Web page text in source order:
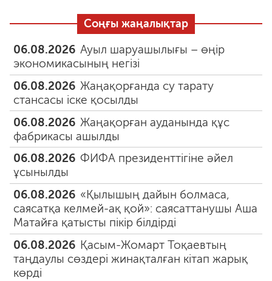
Соңғы жаңалықтар
06.08.2026 Ауыл шаруашылығы – өңір
экономикасының негізі
06.08.2026 Жаңақорғанда су тарату
стансасы іске қосылды
06.08.2026 Жаңақорған ауданында құс
фабрикасы ашылды
06.08.2026 ФИФА президенттігіне әйел
ұсынылды
06.08.2026 «Қылышың дайын болмаса,
саясатқа келмей-ақ қой»: саясаттанушы Аша
Матайға қатысты пікір білдірді
06.08.2026 Қасым-Жомарт Тоқаевтың
таңдаулы сөздері жинақталған кітап жарық
көрді